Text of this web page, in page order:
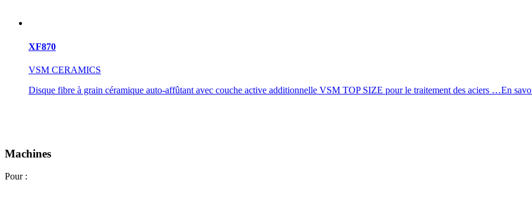
XF870
VSM CERAMICS
Disque fibre à grain céramique auto-affûtant avec couche active additionnelle VSM TOP SIZE pour le traitement des aciers …En
Machines
Pour :